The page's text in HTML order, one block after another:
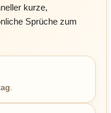
kurze,
Sprüche zum